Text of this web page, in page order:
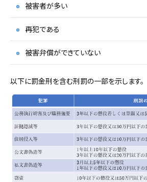
被害者が多い
再犯である
被害弁償ができていない
以下に罰金刑を含む刑罰の一部を示します。